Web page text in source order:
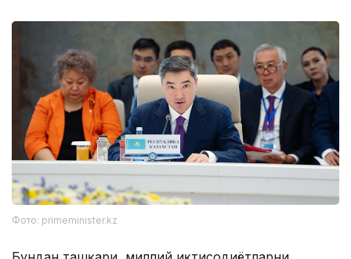
Фото: primeminister.kz